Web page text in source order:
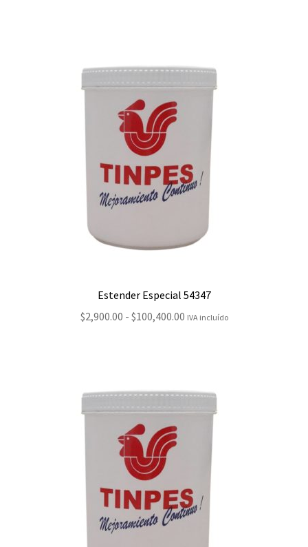
$499,900.00
Estender Especial 54347
$2,900.00 - $100,400.00Rango
hasta
$100,400.00
IVA incluído